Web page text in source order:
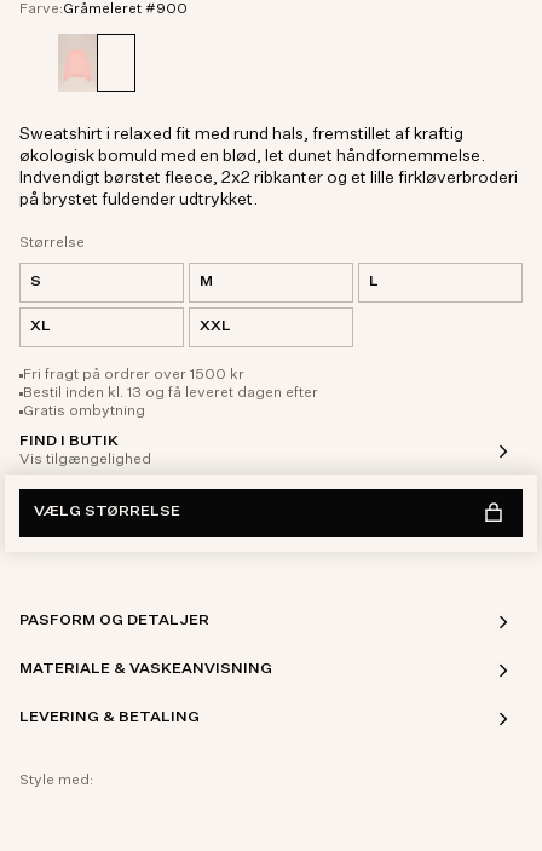
Farve:Gråmeleret #900
Størrelse
S M L
XL XXL
Fri fragt på ordrer over 1500 kr
Bestil inden kl. 13 og få leveret dagen efter
Gratis ombytning
FIND I BUTIK
Vis tilgængelighed
Sweatshirt i relaxed fit med rund hals, fremstillet af kraftig
økologisk bomuld med en blød, let dunet håndfornemmelse.
Indvendigt børstet fleece, 2x2 ribkanter og et lille firkløverbroderi
på brystet fuldender udtrykket.
VÆLG STØRRELSE
PASFORM OG DETALJER
MATERIALE & VASKEANVISNING
LEVERING & BETALING
Style med: